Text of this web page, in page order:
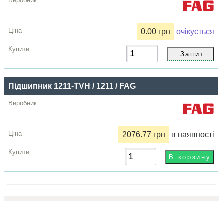
0.00 грн очікується
Підшипник 1211-TVH / 1211 / FAG
2076.77 грн в наявності